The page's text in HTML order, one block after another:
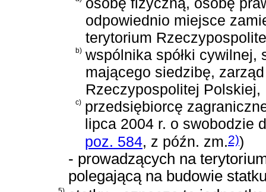
odpowiednio miejsce
terytorium
b) wspólnika spółki cywilnej,
mającego siedzibę,
Rzeczypospolitej Polskiej,
c) przedsiębiorcę
lipca 2004 r. o swobodzie
poz. 584, z późn. zm.2))
- prowadzących na
polegającą na budowie